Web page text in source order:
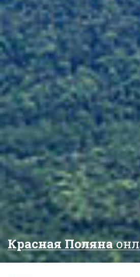
Красная Поляна